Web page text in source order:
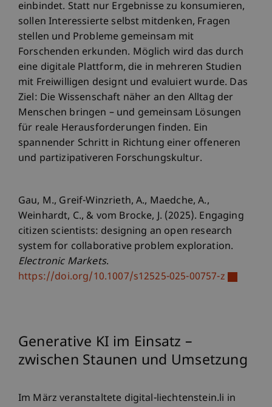
einbindet. Statt nur Ergebnisse zu konsumieren,
sollen Interessierte selbst mitdenken, Fragen
stellen und Probleme gemeinsam mit
Forschenden erkunden. Möglich wird das durch
eine digitale Plattform, die in mehreren Studien
mit Freiwilligen designt und evaluiert wurde. Das
Ziel: Die Wissenschaft näher an den Alltag der
Menschen bringen – und gemeinsam Lösungen
für reale Herausforderungen finden. Ein
spannender Schritt in Richtung einer offeneren
und partizipativeren Forschungskultur.
Gau, M., Greif-Winzrieth, A., Maedche, A.,
Weinhardt, C., & vom Brocke, J. (2025). Engaging
citizen scientists: designing an open research
system for collaborative problem exploration.
Electronic Markets.
https://doi.org/10.1007/s12525-025-00757-z
Generative KI im Einsatz –
zwischen Staunen und Umsetzung
Im März veranstaltete digital-liechtenstein.li in